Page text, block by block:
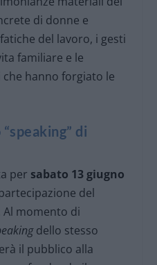
di donne e
del lavoro, i gesti
familiare e le
hanno forgiato le
di
per sabato 13 giugno
del
Al momento di
dello stesso
il pubblico alla